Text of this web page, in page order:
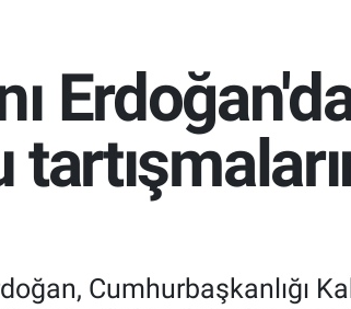
Cumhurbaşkanlığı